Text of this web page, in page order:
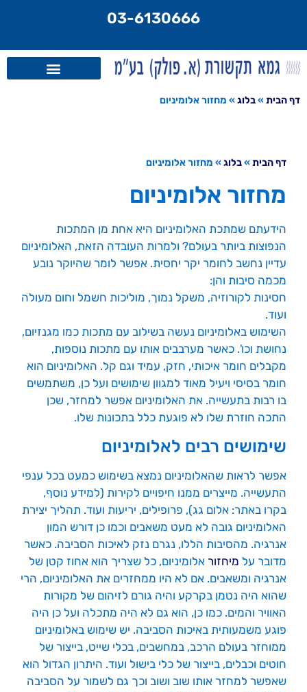
03-6130666
דף הבית»בלוג» מחזור אלומיניום
דף הבית»בלוג» מחזור אלומיניום
מחזור אלומיניום
הידעתם שמתכת האלומיניום היא אחת מן המתכות
הנפוצות ביותר בעולם? ולמרות העובדה הזאת, האלומיניום
עדיין נחשב לחומר יקר יחסית. אפשר לומר שהיוקר נובע
מכמה סיבות והן:
חסינות לקורוזיה, משקל נמוך, מוליכות חשמל וחום מעולה
ועוד.
השימוש באלומיניום נעשה בשילוב עם מתכות כמו מגנזיום,
נחושת וכו'. כאשר מערבבים אותו עם מתכות נוספות,
מקבלים חומר איכותי, חזק, עמיד וגם קל. האלומיניום הוא
חומר בסיסי ויעיל מאוד למגוון שימושים ועל כן, משתמשים
בו רבות בתעשייה. את האלומיניום אפשר למחזר, שכן
התכה חוזרת שלו לא פוגעת כלל בתכונות שלו.
שימושים רבים לאלומיניום
אפשר לראות שהאלומיניום נמצא בשימוש כמעט בכל ענפי
התעשייה. מייצרים ממנו חיפויים לקירות (למידע נוסף,
בקרו באתר: אלום גג), פרופילים, יריעות ועוד. תהליך יצירת
האלומיניום גובה לא מעט משאבים וכמו כן דורש המון
אנרגיה. מהסיבות הללו, נגרם נזק לאיכות הסביבה. כאשר
מדובר על מיחזור אלומיניום, כל שצריך הוא אחוז קטן של
אנרגיה ומשאבים. אם לא היו ממחזרים את האלומיניום, הרי
שהוא היה נטמן בקרקע והיה גורם לזיהום של מקורות
האוויר והמים. כמו כן, הוא גם לא היה מתכלה ועל כן היה
פוגע משמעותית באיכות הסביבה. יש שימוש באלומיניום
ממוחזר בעולם הרכב, במחשבים, בכלי שייט, בייצור של
חוטים וכבלים, בייצור של כלי בישול ועוד. היתרון הגדול הוא
שאפשר למחזר אותו שוב ושוב וכך גם לשמור על הסביבה